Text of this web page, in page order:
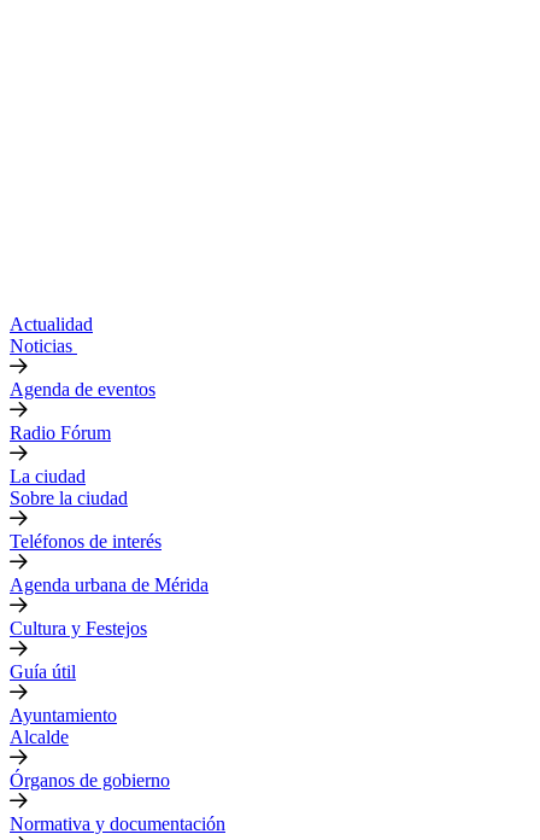
Actualidad
Noticias
Agenda de eventos
Radio Fórum
La ciudad
Sobre la ciudad
Teléfonos de interés
Agenda urbana de Mérida
Cultura y Festejos
Guía útil
Ayuntamiento
Alcalde
Órganos de gobierno
Normativa y documentación